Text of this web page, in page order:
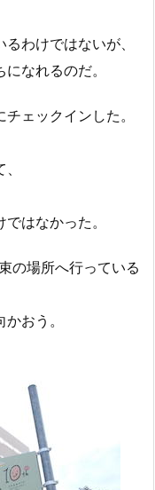
わけではないが、
なれるのだ。
ェックインした。
はなかった。
の場所へ行っている
おう。